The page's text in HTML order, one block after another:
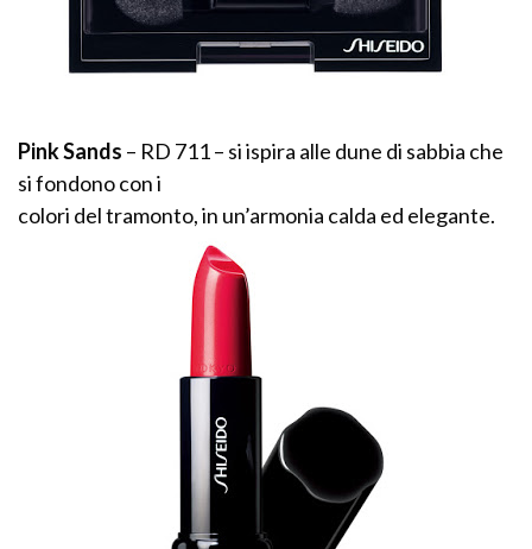
Pink Sands – RD 711 – si ispira alle dune di sabbia che
si fondono con i
colori del tramonto, in un’armonia calda ed elegante.